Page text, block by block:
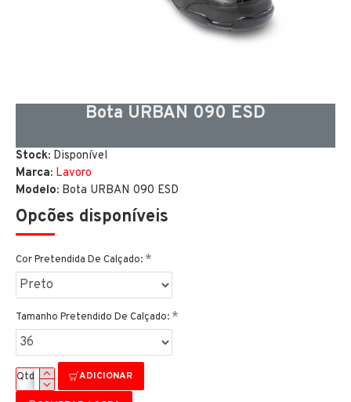
Bota URBAN 090 ESD
Stock: Disponível
Marca: Lavoro
Modelo: Bota URBAN 090 ESD
Opcões disponíveis
Cor Pretendida De Calçado:
Tamanho Pretendido De Calçado:
Qtd ADICIONAR